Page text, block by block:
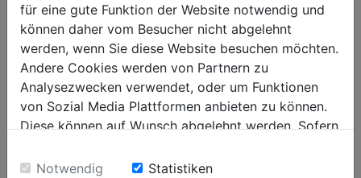
Délka balení [mm]
1.000
Obecné údaje
Kód EAN
9120058375040
für eine gute Funktion der Website notwendig und
können daher vom Besucher nicht abgelehnt
werden, wenn Sie diese Website besuchen möchten.
Andere Cookies werden von Partnern zu
Analysezwecken verwendet, oder um Funktionen
von Sozial Media Plattformen anbieten zu können.
Diese können auf Wunsch abgelehnt werden. Sofern
Einwilligung zu unseren Cookies.
Notwendig Statistiken